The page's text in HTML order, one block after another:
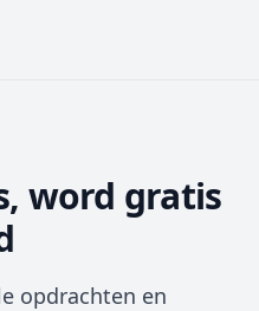
word gratis
opdrachten en